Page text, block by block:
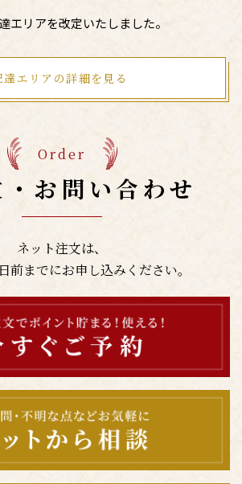
エリアを改定いたしました。
達エリアの詳細を見る
Order
・お問い合わせ
ネット注文は、
前までにお申し込みください。